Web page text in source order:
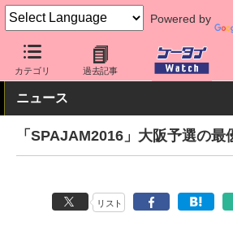
Powered by
カテゴリ 過去記事
ケータイ Watch 業界動向 その他
ニュース
「SPAJAM2016」大阪予選の最
リスト